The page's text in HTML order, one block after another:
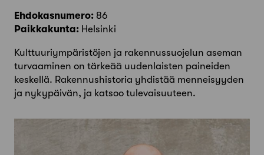
Ehdokasnumero: 86
Paikkakunta: Helsinki
Kulttuuriympäristöjen ja rakennussuojelun aseman
turvaaminen on tärkeää uudenlaisten paineiden
keskellä. Rakennushistoria yhdistää menneisyyden
ja nykypäivän, ja katsoo tulevaisuuteen.